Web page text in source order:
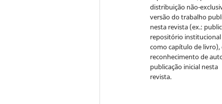
distribuição não-
versão do trabalho
nesta revista (ex.:
repositório institucional
como capítulo de livro),
reconhecimento de
publicação inicial nesta
revista.